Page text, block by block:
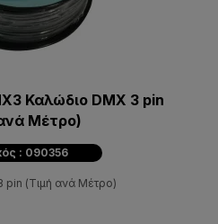
Καλώδιο DMX 3 pin
Μέτρο)
: 090356
pin (Τιμή ανά Μέτρο)